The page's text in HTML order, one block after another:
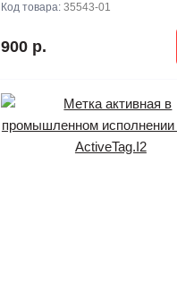
Код товара: 35543-01
900 р.